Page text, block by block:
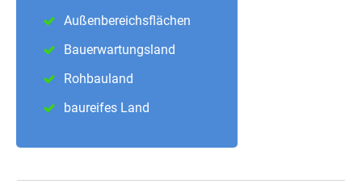
Außenbereichsflächen
Bauerwartungsland
Rohbauland
baureifes Land